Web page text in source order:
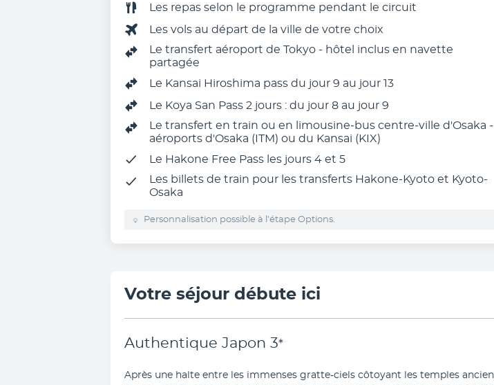
Les repas selon le programme pendant le circuit
Les vols au départ de la ville de votre choix
Le transfert aéroport de Tokyo - hôtel inclus en navette
partagée
Le Kansai Hiroshima pass du jour 9 au jour 13
Le Koya San Pass 2 jours : du jour 8 au jour 9
Le transfert en train ou en limousine-bus centre-ville d'Osaka -
aéroports d'Osaka (ITM) ou du Kansai (KIX)
Le Hakone Free Pass les jours 4 et 5
Les billets de train pour les transferts Hakone-Kyoto et Kyoto-
Osaka
Personnalisation possible à l’étape Options.
Votre séjour débute ici
Authentique Japon 3*